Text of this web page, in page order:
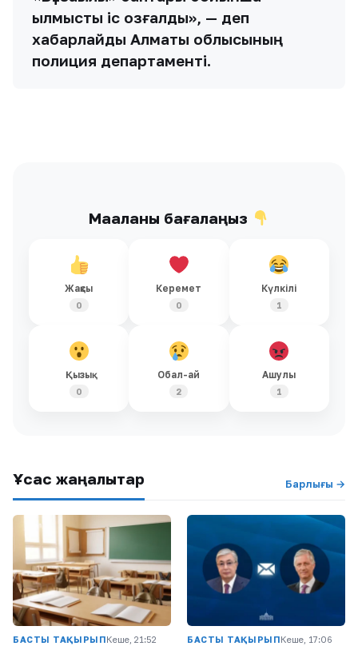
қылмыстық іс қозғалды», — деп
хабарлайды Алматы облысының
полиция департаменті.
Мақаланы бағалаңыз
Жақсы
0
Керемет
0
Күлкілі
1
Қызық
0
Обал-ай
2
Ашулы
1
Ұқсас жаңалықтар Барлығы →
БАСТЫ ТАҚЫРЫПКеше, 21:52 БАСТЫ ТАҚЫРЫПКеше, 17:06